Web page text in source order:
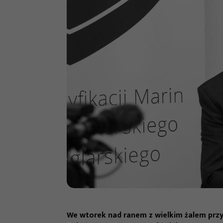
We wtorek nad ranem z wielkim żalem